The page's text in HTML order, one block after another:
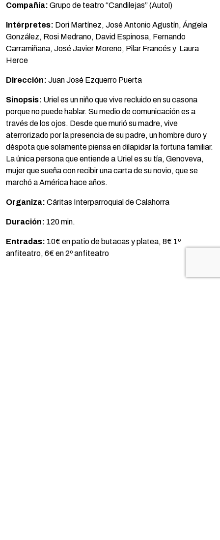
Compañía: Grupo de teatro “Candilejas” (Autol)
Intérpretes: Dori Martínez, José Antonio Agustín, Ángela
González, Rosi Medrano, David Espinosa, Fernando
Carramiñana, José Javier Moreno, Pilar Francés y Laura
Herce
Dirección: Juan José Ezquerro Puerta
Sinopsis: Uriel es un niño que vive recluido en su casona
porque no puede hablar. Su medio de comunicación es a
través de los ojos. Desde que murió su madre, vive
aterrorizado por la presencia de su padre, un hombre duro y
déspota que solamente piensa en dilapidar la fortuna familiar.
La única persona que entiende a Uriel es su tía, Genoveva,
mujer que sueña con recibir una carta de su novio, que se
marchó a América hace años.
Organiza: Cáritas Interparroquial de Calahorra
Duración: 120 min.
Entradas: 10€ en patio de butacas y platea, 8€ 1º
anfiteatro, 6€ en 2º anfiteatro